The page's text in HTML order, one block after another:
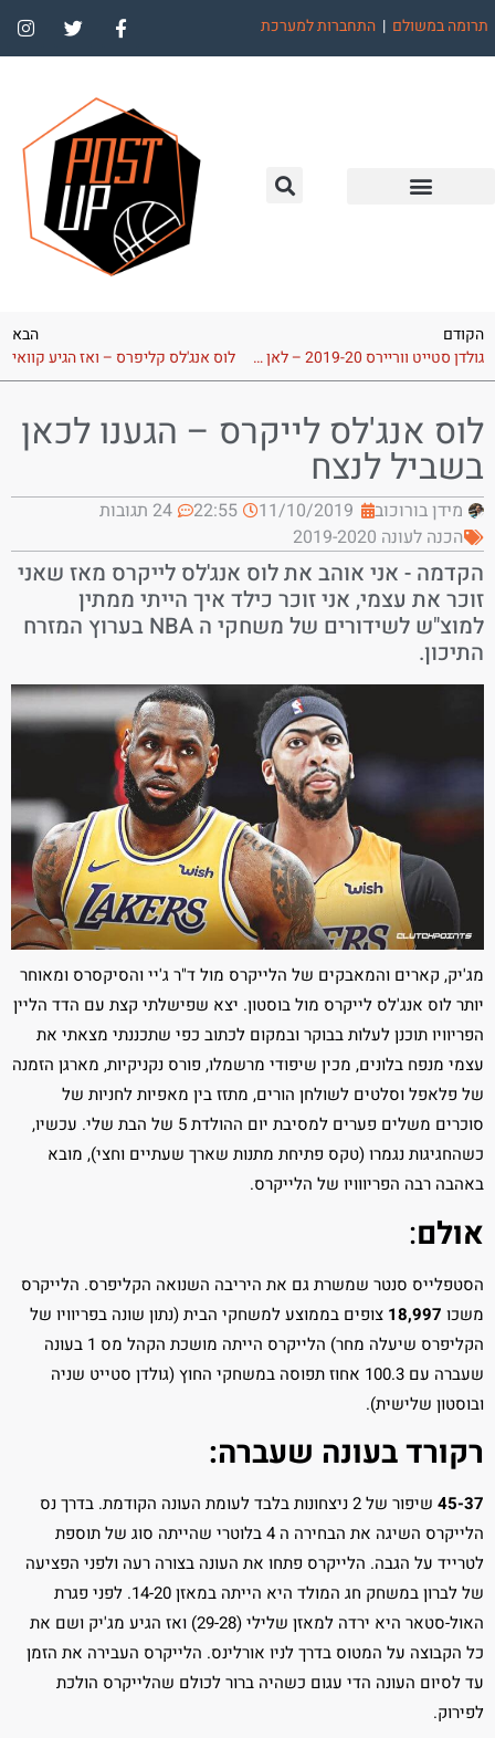
תרומה במשולם | התחברות למערכת
הקודם
גולדן סטייט ווריירס 2019-20 – לאן פנייה של השושלת
הבא
לוס אנג'לס קליפרס – ואז הגיע קוואי
לוס אנג'לס לייקרס – הגענו לכאן
בשביל לנצח
מידן בורוכוב 11/10/2019
22:55
24 תגובות
הכנה לעונה 2019-2020
הקדמה - אני אוהב את לוס אנג'לס לייקרס מאז שאני
זוכר את עצמי, אני זוכר כילד איך הייתי ממתין
למוצ"ש לשידורים של משחקי ה NBA בערוץ המזרח
התיכון.
מג'יק, קארים והמאבקים של הלייקרס מול ד"ר ג'יי והסיקסרס ומאוחר
יותר לוס אנג'לס לייקרס מול בוסטון. יצא שפישלתי קצת עם הדד הליין
הפריוויו תוכנן לעלות בבוקר ובמקום לכתוב כפי שתכננתי מצאתי את
עצמי מנפח בלונים, מכין שיפודי מרשמלו, פורס נקניקיות, מארגן הזמנה
של פלאפל וסלטים לשולחן הורים, מתזז בין מאפיות לחניות של
סוכרים משלים פערים למסיבת יום ההולדת 5 של הבת שלי. עכשיו,
כשהחגיגות נגמרו (טקס פתיחת מתנות שארך שעתיים וחצי), מובא
באהבה רבה הפריווויו של הלייקרס.
אולם:
הסטפלייס סנטר שמשרת גם את היריבה השנואה הקליפרס. הלייקרס
משכו
צופים בממוצע למשחקי הבית (נתון שונה בפריוויו של
הקליפרס שיעלה מחר) הלייקרס הייתה מושכת הקהל מס 1 בעונה
שעברה עם 100.3 אחוז תפוסה במשחקי החוץ (גולדן סטייט שניה
ובוסטון שלישית).
רקורד בעונה שעברה:
45-37
שיפור של 2 ניצחונות בלבד לעומת העונה הקודמת. בדרך נס
הלייקרס השיגה את הבחירה ה 4 בלוטרי שהייתה סוג של תוספת
לטרייד על הגבה. הלייקרס פתחו את העונה בצורה רעה ולפני הפציעה
של לברון במשחק חג המולד היא הייתה במאזן 14-20. לפני פגרת
האול-סטאר היא ירדה למאזן שלילי (29-28) ואז הגיע מג'יק ושם את
כל הקבוצה על המטוס בדרך לניו אורלינס. הלייקרס העבירה את הזמן
עד לסיום העונה הדי עגום כשהיה ברור לכולם שהלייקרס הולכת
לפירוק.